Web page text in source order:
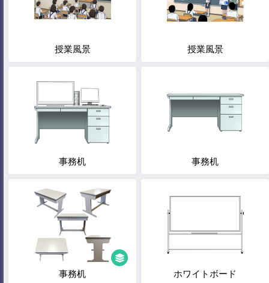
授業風景 授業風景
事務机 事務机
事務机 ホワイトボード